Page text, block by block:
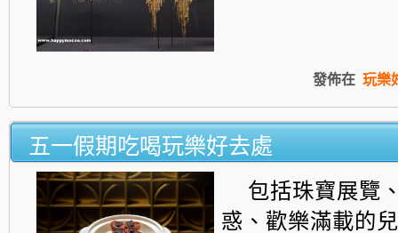
發佈在 玩樂
五一假期吃喝玩樂好去處
包括珠寶展覽
惑、歡樂滿載的